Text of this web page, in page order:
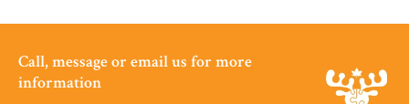
Call, message or email us for more
information